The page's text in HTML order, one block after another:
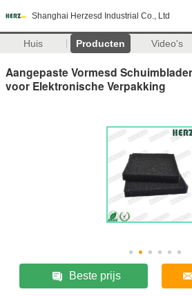
Shanghai Herzesd Industrial Co., Ltd
Huis Producten Video's
Aangepaste Vormesd
voor Elektronische Verpakking
Beste prijs